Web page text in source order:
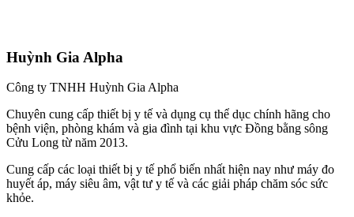
Huỳnh Gia Alpha
Công ty TNHH Huỳnh Gia Alpha
Chuyên cung cấp thiết bị y tế và dụng cụ thể dục chính hãng cho
bệnh viện, phòng khám và gia đình tại khu vực Đồng bằng sông
Cửu Long từ năm 2013.
Cung cấp các loại thiết bị y tế phổ biến nhất hiện nay như máy đo
huyết áp, máy siêu âm, vật tư y tế và các giải pháp chăm sóc sức
khỏe.